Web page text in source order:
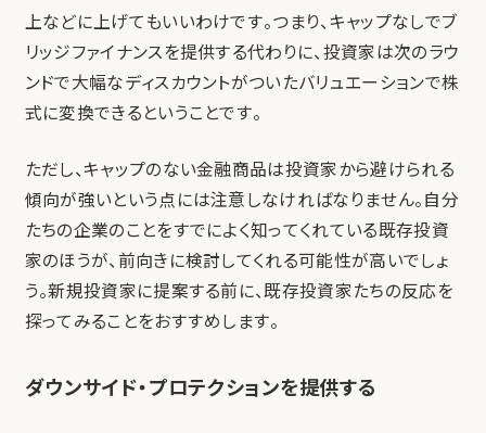
上などに上げてもいいわけです。つまり、キャップなしでブ
リッジファイナンスを提供する代わりに、投資家は次のラウ
ンドで大幅なディスカウントがついたバリュエーションで株
式に変換できるということです。
ただし、キャップのない金融商品は投資家から避けられる
傾向が強いという点には注意しなければなりません。自分
たちの企業のことをすでによく知ってくれている既存投資
家のほうが、前向きに検討してくれる可能性が高いでしょ
う。新規投資家に提案する前に、既存投資家たちの反応を
探ってみることをおすすめします。
ダウンサイド・プロテクションを提供する